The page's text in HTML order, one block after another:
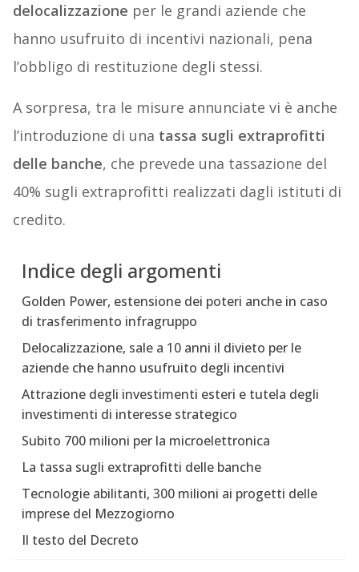
delocalizzazione per le grandi aziende che
hanno usufruito di incentivi nazionali, pena
l’obbligo di restituzione degli stessi.
A sorpresa, tra le misure annunciate vi è anche
l’introduzione di una tassa sugli extraprofitti
delle banche, che prevede una tassazione del
40% sugli extraprofitti realizzati dagli istituti di
credito.
Indice degli argomenti
Golden Power, estensione dei poteri anche in caso
di trasferimento infragruppo
Delocalizzazione, sale a 10 anni il divieto per le
aziende che hanno usufruito degli incentivi
Attrazione degli investimenti esteri e tutela degli
investimenti di interesse strategico
Subito 700 milioni per la microelettronica
La tassa sugli extraprofitti delle banche
Tecnologie abilitanti, 300 milioni ai progetti delle
imprese del Mezzogiorno
Il testo del Decreto